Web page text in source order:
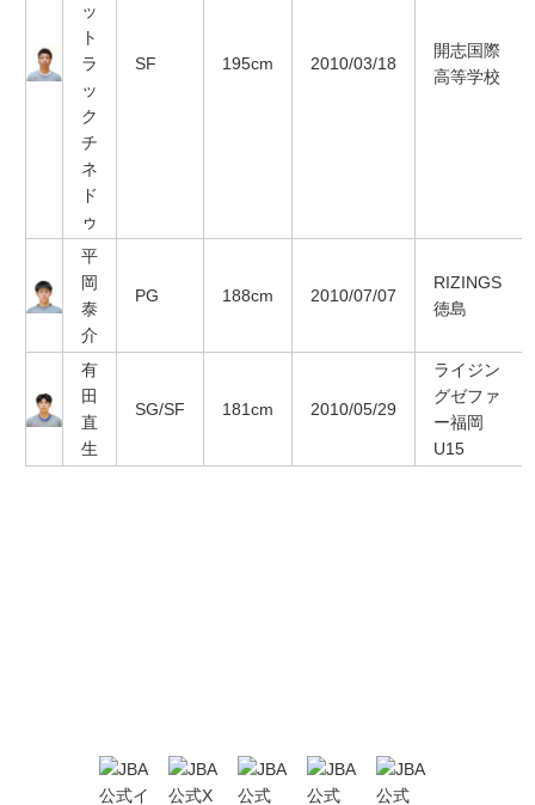
ッ
ト
ラ
ッ
ク
チ
ネ
ド
ゥ
SF 195cm 2010/03/18
開志国際
高等学校
平
岡
泰
介
PG 188cm 2010/07/07
RIZINGS
徳島
有
田
直
生
SG/SF 181cm 2010/05/29
ライジン
グゼファ
ー福岡
U15